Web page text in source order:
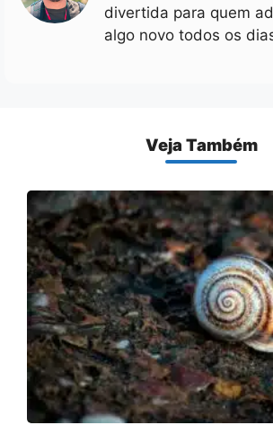
divertida para quem
algo novo todos os
Veja Também